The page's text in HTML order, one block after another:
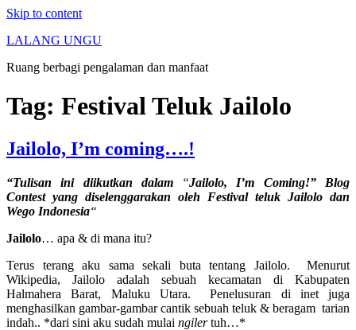
Skip to content
LALANG UNGU
Ruang berbagi pengalaman dan manfaat
Tag: Festival Teluk Jailolo
Jailolo, I’m coming….!
“Tulisan ini diikutkan dalam “Jailolo, I’m Coming!” Blog
Contest yang diselenggarakan oleh Festival teluk Jailolo dan
Wego Indonesia“
Jailolo… apa & di mana itu?
Terus terang aku sama sekali buta tentang Jailolo. Menurut
Wikipedia, Jailolo adalah sebuah kecamatan di Kabupaten
Halmahera Barat, Maluku Utara. Penelusuran di inet juga
menghasilkan gambar-gambar cantik sebuah teluk & beragam tarian
indah.. *dari sini aku sudah mulai ngilertuh…*